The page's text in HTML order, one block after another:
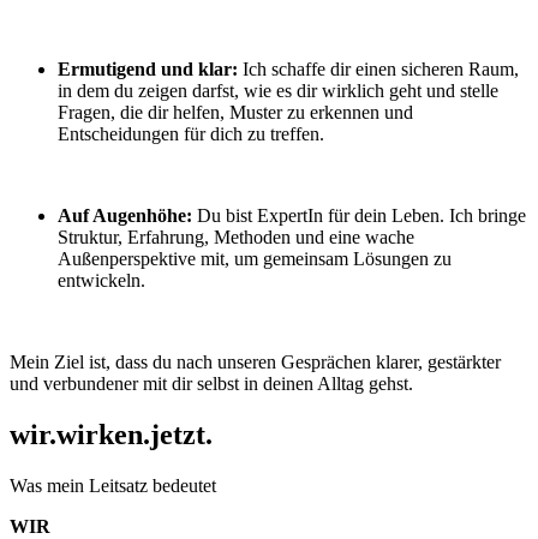
Ermutigend und klar: Ich schaffe dir einen sicheren Raum,
in dem du zeigen darfst, wie es dir wirklich geht und stelle
Fragen, die dir helfen, Muster zu erkennen und
Entscheidungen für dich zu treffen.
Auf Augenhöhe: Du bist ExpertIn für dein Leben. Ich bringe
Struktur, Erfahrung, Methoden und eine wache
Außenperspektive mit, um gemeinsam Lösungen zu
entwickeln.
Mein Ziel ist, dass du nach unseren Gesprächen klarer, gestärkter
und verbundener mit dir selbst in deinen Alltag gehst.
wir.wirken.jetzt.
Was mein Leitsatz bedeutet
WIR